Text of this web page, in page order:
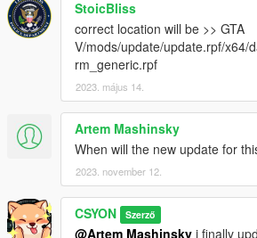
StoicBliss
correct location will be >> GTA
V/mods/update/update.rpf/x64/
rm_generic.rpf
2023. május 14.
Artem Mashinsky
When will the new update for
2023. november 12.
CSYON Szerző
@Artem Mashinsky i finally